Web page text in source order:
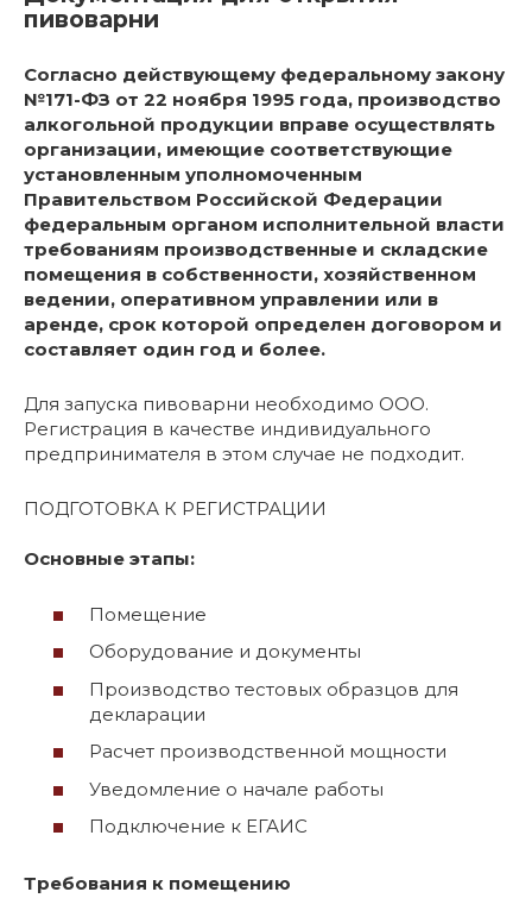
пивоварни
Согласно действующему федеральному закону
№171-ФЗ от 22 ноября 1995 года, производство
алкогольной продукции вправе осуществлять
организации, имеющие соответствующие
установленным уполномоченным
Правительством Российской Федерации
федеральным органом исполнительной власти
требованиям производственные и складские
помещения в собственности, хозяйственном
ведении, оперативном управлении или в
аренде, срок которой определен договором и
составляет один год и более.
Для запуска пивоварни необходимо ООО.
Регистрация в качестве индивидуального
предпринимателя в этом случае не подходит.
ПОДГОТОВКА К РЕГИСТРАЦИИ
Основные этапы:
Помещение
Оборудование и документы
Производство тестовых образцов для
декларации
Расчет производственной мощности
Уведомление о начале работы
Подключение к ЕГАИС
Требования к помещению